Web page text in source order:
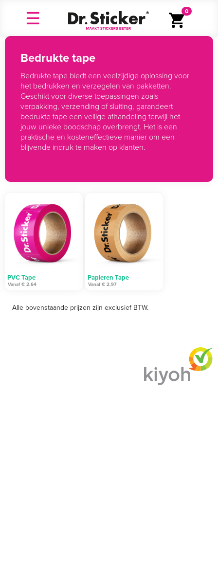
0
Bedrukte tape
Bedrukte tape biedt een veelzijdige oplossing voor
het bedrukken en verzegelen van pakketten.
Geschikt voor diverse toepassingen zoals
verpakking, verzending of sluiting, garandeert
bedrukte tape een veilige afhandeling terwijl het
jouw unieke boodschap overbrengt. Het is een
praktische en kosteneffectieve manier om een
blijvende indruk te maken op klanten.
PVC Tape
Vanaf€ 2,64
Papieren Tape
Vanaf€ 2,97
Alle bovenstaande prijzen zijn exclusief BTW.